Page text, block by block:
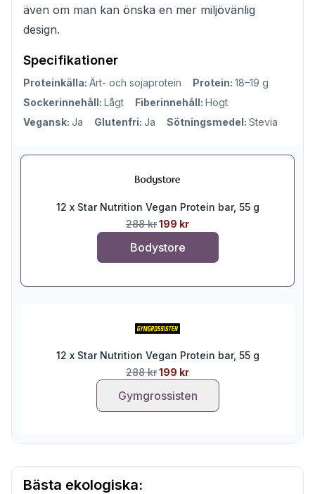
även om man kan önska en mer miljövänlig
design.
Specifikationer
Proteinkälla: Ärt- och sojaprotein Protein: 18–19 g
Sockerinnehåll: Lågt Fiberinnehåll: Högt
Vegansk: Ja Glutenfri: Ja Sötningsmedel: Stevia
12 x Star Nutrition Vegan Protein bar, 55 g
288 kr199 kr
Bodystore
12 x Star Nutrition Vegan Protein bar, 55 g
288 kr199 kr
Gymgrossisten
Bästa ekologiska: